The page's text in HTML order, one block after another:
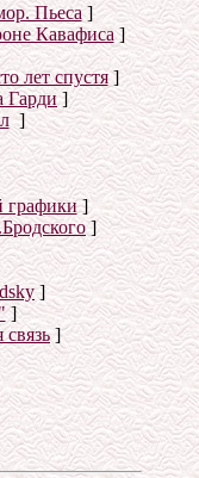
Пьеса]
Кавафиса]
лет спустя]
]
]
графики]
]
]
]
связь ]